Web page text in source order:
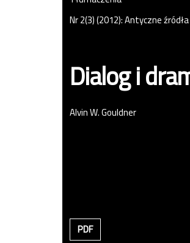
Nr 2(3) (2012): Antyczne
Dialog i
Alvin W. Gouldner
PDF